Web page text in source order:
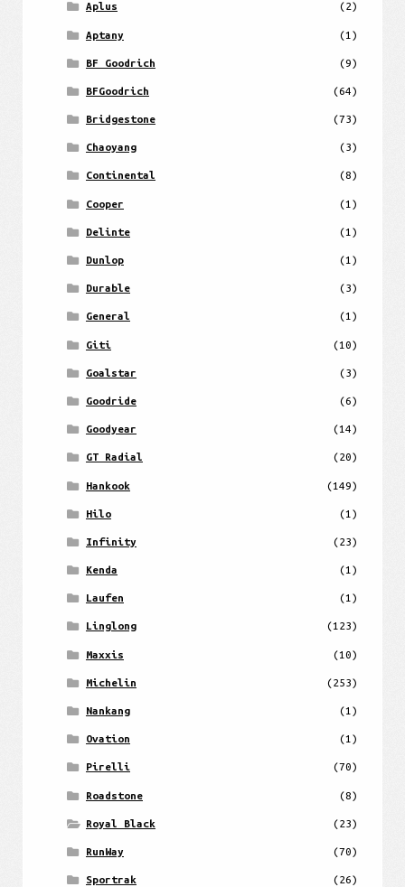
Aplus (2)
Aptany (1)
BF Goodrich (9)
BFGoodrich (64)
Bridgestone (73)
Chaoyang (3)
Continental (8)
Cooper (1)
Delinte (1)
Dunlop (1)
Durable (3)
General (1)
Giti (10)
Goalstar (3)
Goodride (6)
Goodyear (14)
GT Radial (20)
Hankook (149)
Hilo (1)
Infinity (23)
Kenda (1)
Laufen (1)
Linglong (123)
Maxxis (10)
Michelin (253)
Nankang (1)
Ovation (1)
Pirelli (70)
Roadstone (8)
Royal Black (23)
RunWay (70)
Sportrak (26)